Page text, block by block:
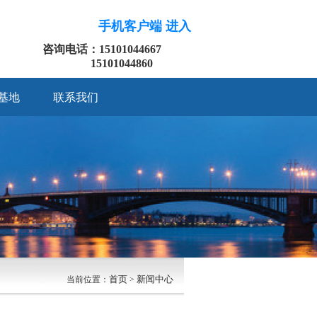
手机客户端 进入
咨询电话：15101044667
15101044860
地 联系我们
当前位置： 首页 > 新闻中心